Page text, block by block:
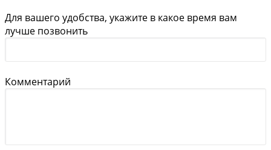
Для вашего удобства, укажите в какое время вам
лучше позвонить
Комментарий